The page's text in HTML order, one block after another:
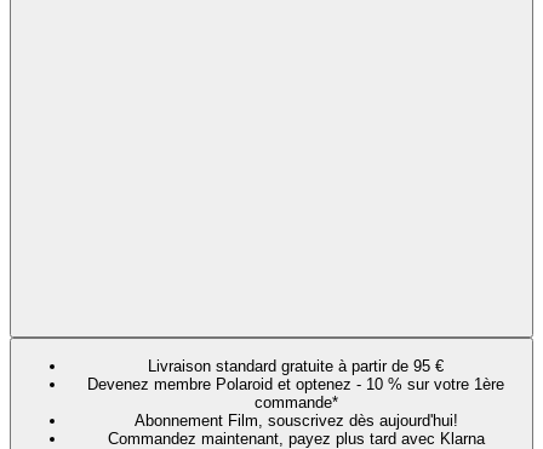
Livraison standard gratuite à partir de 95 €
Devenez membre Polaroid et optenez - 10 % sur votre 1ère
commande*
Abonnement Film, souscrivez dès aujourd'hui!
Commandez maintenant, payez plus tard avec Klarna